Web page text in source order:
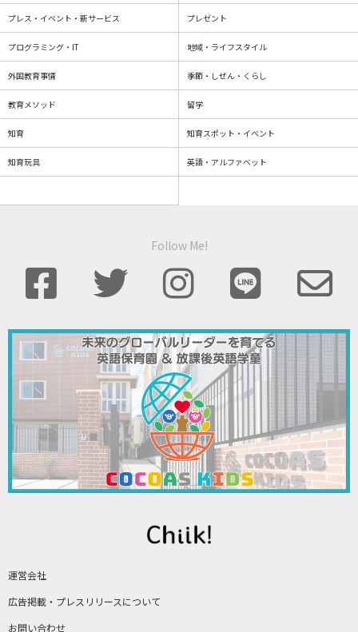
運営会社
広告掲載・プレスリリースについて
お問い合わせ
プレス・イベント・新サービス プレゼント
プログラミング・IT 地域・ライフスタイル
外国教育事情 季節・しぜん・くらし
教育メソッド 留学
知育 知育スポット・イベント
知育玩具 英語・アルファベット
Follow Me!